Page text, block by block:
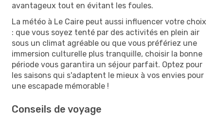
avantageux tout en évitant les foules.
La météo à Le Caire peut aussi influencer votre choix
: que vous soyez tenté par des activités en plein air
sous un climat agréable ou que vous préfériez une
immersion culturelle plus tranquille, choisir la bonne
période vous garantira un séjour parfait. Optez pour
les saisons qui s'adaptent le mieux à vos envies pour
une escapade mémorable !
Conseils de voyage